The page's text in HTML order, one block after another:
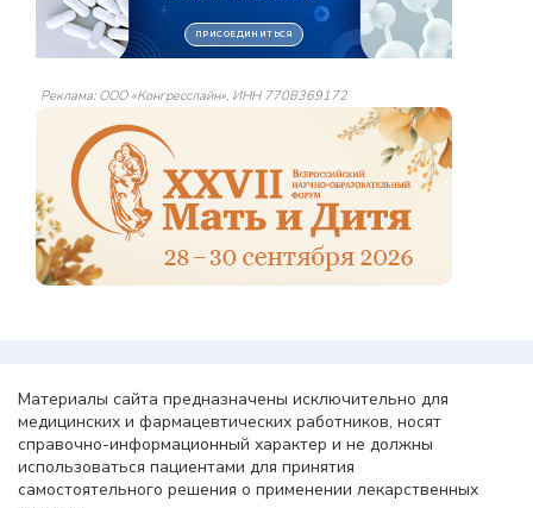
Реклама: ООО «Конгресслайн», ИНН 7708369172
Материалы сайта предназначены исключительно для
медицинских и фармацевтических работников, носят
справочно-информационный характер и не должны
использоваться пациентами для принятия
самостоятельного решения о применении лекарственных